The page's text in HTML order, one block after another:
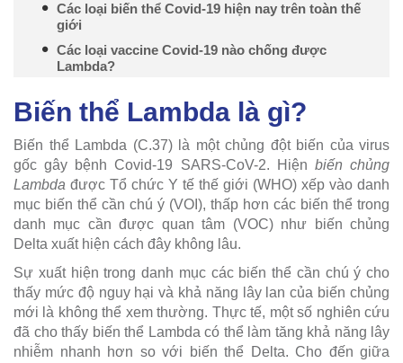
Các loại biến thể Covid-19 hiện nay trên toàn thế
giới
Các loại vaccine Covid-19 nào chống được
Lambda?
Biến thể Lambda là gì?
Biến thể Lambda (C.37) là một chủng đột biến của virus
gốc gây bệnh Covid-19 SARS-CoV-2. Hiện biến chủng
Lambda được Tổ chức Y tế thế giới (WHO) xếp vào danh
mục biến thể cần chú ý (VOI), thấp hơn các biến thể trong
danh mục cần được quan tâm (VOC) như biến chủng
Delta xuất hiện cách đây không lâu.
Sự xuất hiện trong danh mục các biến thể cần chú ý cho
thấy mức độ nguy hại và khả năng lây lan của biến chủng
mới là không thể xem thường. Thực tế, một số nghiên cứu
đã cho thấy biến thể Lambda có thể làm tăng khả năng lây
nhiễm nhanh hơn so với biến thể Delta. Cho đến giữa